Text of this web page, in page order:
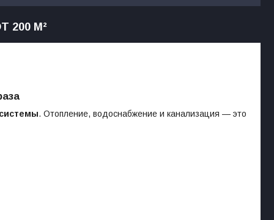
200 М²
. Отопление, водоснабжение и канализация — это